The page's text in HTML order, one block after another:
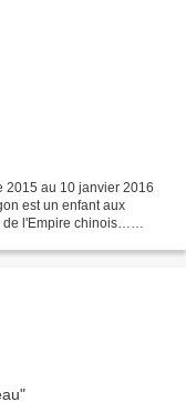
2015 au 10 janvier 2016
est un enfant aux
l'Empire chinois…